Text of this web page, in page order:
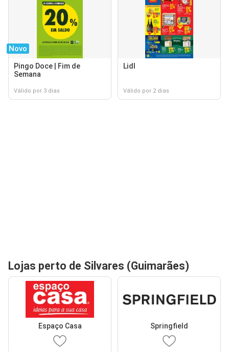
Novo
Pingo Doce | Fim de
Semana
Válido por 3 dias
Lidl
Válido por 2 dias
Lojas perto de Silvares (Guimarães)
Espaço Casa Springfield